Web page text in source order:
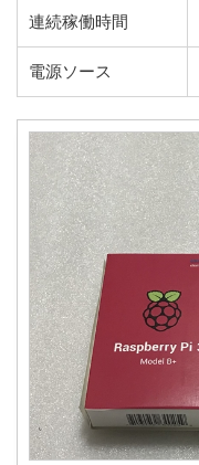
連続稼働時間
電源ソース